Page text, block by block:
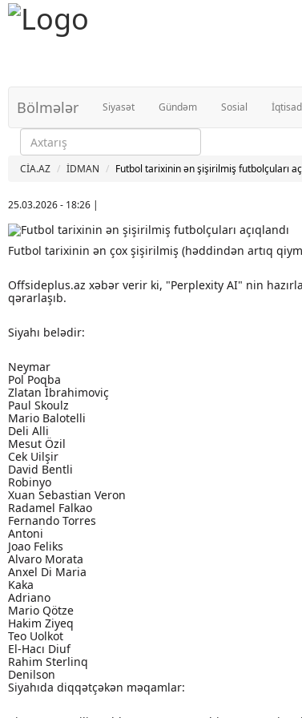
Bölmələr Siyasət Gündəm Sosial
CİA.AZ İDMAN Futbol tarixinin ən şişirilmiş futbolçuları
25.03.2026 - 18:26 |
Futbol tarixinin ən çox şişirilmiş (həddindən artıq
Offsideplus.az xəbər verir ki, "Perplexity AI" nin
qərarlaşıb.
Siyahı belədir:
Neymar
Pol Poqba
Zlatan İbrahimoviç
Paul Skoulz
Mario Balotelli
Deli Alli
Mesut Özil
Cek Uilşir
David Bentli
Robinyo
Xuan Sebastian Veron
Radamel Falkao
Fernando Torres
Antoni
Joao Feliks
Alvaro Morata
Anxel Di Maria
Kaka
Adriano
Mario Qötze
Hakim Ziyeq
Teo Uolkot
El-Hacı Diuf
Rahim Sterlinq
Denilson
Siyahıda diqqətçəkən məqamlar: